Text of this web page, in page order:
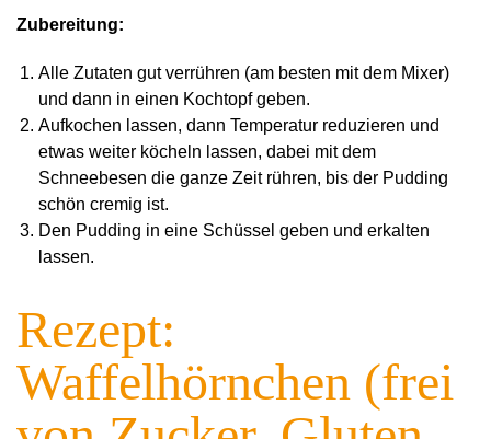
Zubereitung:
Alle Zutaten gut verrühren (am besten mit dem Mixer)
und dann in einen Kochtopf geben.
Aufkochen lassen, dann Temperatur reduzieren und
etwas weiter köcheln lassen, dabei mit dem
Schneebesen die ganze Zeit rühren, bis der Pudding
schön cremig ist.
Den Pudding in eine Schüssel geben und erkalten
lassen.
Rezept:
Waffelhörnchen (frei